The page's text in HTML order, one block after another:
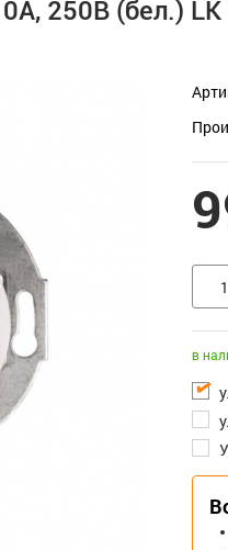
250В (бел.) LK
в